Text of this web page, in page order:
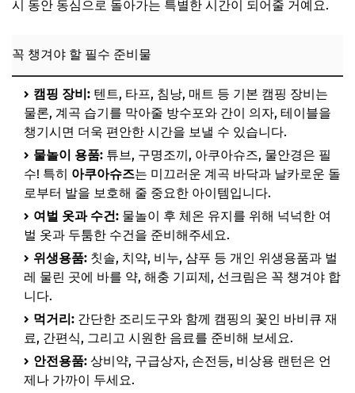
추천 3: 충청도 YY 계곡 캠핑지 - 숨겨진 보물 같은 청정 계곡
캠핑과 트레킹을 동시에 즐기는 자연 속 힐링
📌 지금 뜨는 꿀정보! 놓치지 마세요
추천 4: 경상도 ZZ 계곡 레저파크 - 짜릿한 즐거움이 가득!
다채로운 어트랙션과 물놀이 체험
📌 지금 뜨는 꿀정보! 놓치지 마세요
추천 5: 전라도 AA 계곡 휴양림 - 자연 속 진정한 휴식처
한적하고 여유로운 분위기
📌 지금 뜨는 꿀정보! 놓치지 마세요
Q. 계곡 수심은 어디까지 확인해야 하나요?
Q. 캠핑장 예약은 언제쯤 하는 것이 좋나요?
시 동안 동심으로 돌아가는 특별한 시간이 되어줄 거예요.
꼭 챙겨야 할 필수 준비물
캠핑 장비: 텐트, 타프, 침낭, 매트 등 기본 캠핑 장비는
물론, 계곡 습기를 막아줄 방수포와 간이 의자, 테이블을
챙기시면 더욱 편안한 시간을 보낼 수 있습니다.
물놀이 용품: 튜브, 구명조끼, 아쿠아슈즈, 물안경은 필
수! 특히 아쿠아슈즈는 미끄러운 계곡 바닥과 날카로운 돌
로부터 발을 보호해 줄 중요한 아이템입니다.
여벌 옷과 수건: 물놀이 후 체온 유지를 위해 넉넉한 여
벌 옷과 두툼한 수건을 준비해주세요.
위생용품: 칫솔, 치약, 비누, 샴푸 등 개인 위생용품과 벌
레 물린 곳에 바를 약, 해충 기피제, 선크림은 꼭 챙겨야 합
니다.
먹거리: 간단한 조리도구와 함께 캠핑의 꽃인 바비큐 재
료, 간편식, 그리고 시원한 음료를 준비해 보세요.
안전용품: 상비약, 구급상자, 손전등, 비상용 랜턴은 언
제나 가까이 두세요.